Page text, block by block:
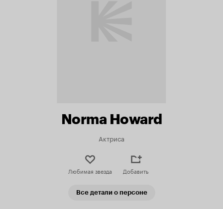
Norma Howard
Актриса
Любимая звезда Добавить
Все детали о персоне